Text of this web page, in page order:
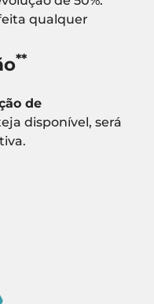
qualquer
**
de
disponível, será